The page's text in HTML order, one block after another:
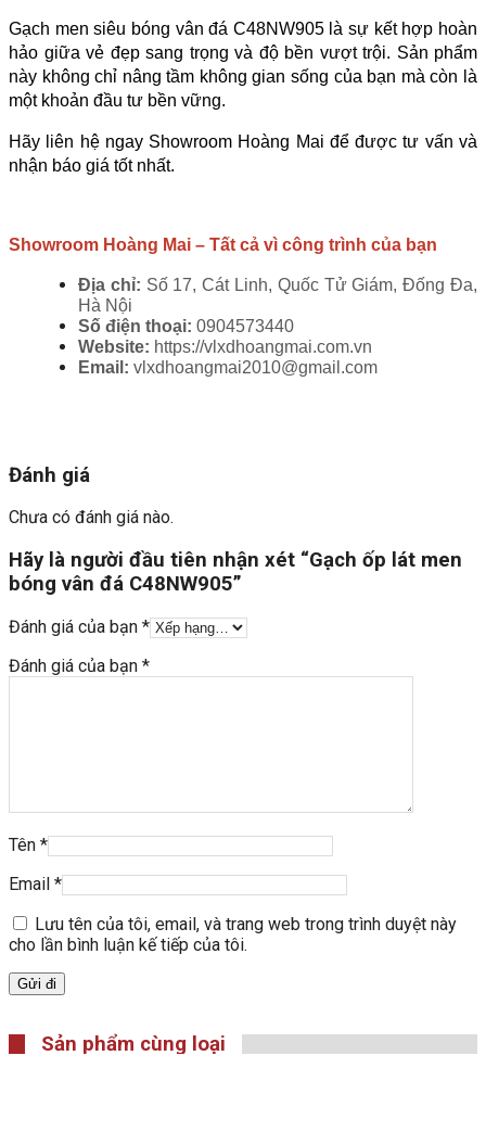
Gạch men siêu bóng vân đá C48NW905 là sự kết hợp hoàn
hảo giữa vẻ đẹp sang trọng và độ bền vượt trội. Sản phẩm
này không chỉ nâng tầm không gian sống của bạn mà còn là
một khoản đầu tư bền vững.
Hãy liên hệ ngay Showroom Hoàng Mai để được tư vấn và
nhận báo giá tốt nhất.
Showroom Hoàng Mai – Tất cả vì công trình của bạn
Địa chỉ: Số 17, Cát Linh, Quốc Tử Giám, Đống Đa,
Hà Nội
Số điện thoại: 0904573440
Website: https://vlxdhoangmai.com.vn
Email: vlxdhoangmai2010@gmail.com
Đánh giá
Chưa có đánh giá nào.
Hãy là người đầu tiên nhận xét “Gạch ốp lát men
bóng vân đá C48NW905”
Đánh giá của bạn *
Đánh giá của bạn *
Tên *
Email *
Lưu tên của tôi, email, và trang web trong trình duyệt này
cho lần bình luận kế tiếp của tôi.
Sản phẩm cùng loại